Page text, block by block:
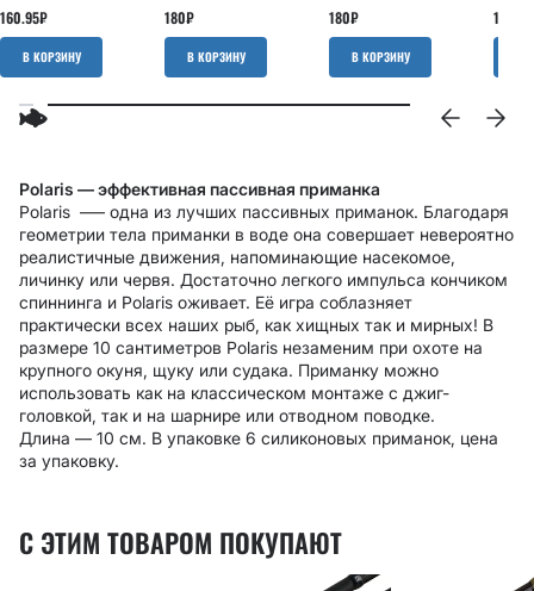
160.95₽
В КОРЗИНУ
180₽
В КОРЗИНУ
180₽
В КОРЗИНУ
151.43
Polaris — эффективная пассивная приманка
Polaris –— одна из лучших пассивных приманок. Благодаря
геометрии тела приманки в воде она совершает невероятно
реалистичные движения, напоминающие насекомое,
личинку или червя. Достаточно легкого импульса кончиком
спиннинга и Polaris оживает. Её игра соблазняет
практически всех наших рыб, как хищных так и мирных! В
размере 10 сантиметров Polaris незаменим при охоте на
крупного окуня, щуку или судака. Приманку можно
использовать как на классическом монтаже с джиг-
головкой, так и на шарнире или отводном поводке.
Длина — 10 см. В упаковке 6 силиконовых приманок, цена
за упаковку.
С ЭТИМ ТОВАРОМ ПОКУПАЮТ